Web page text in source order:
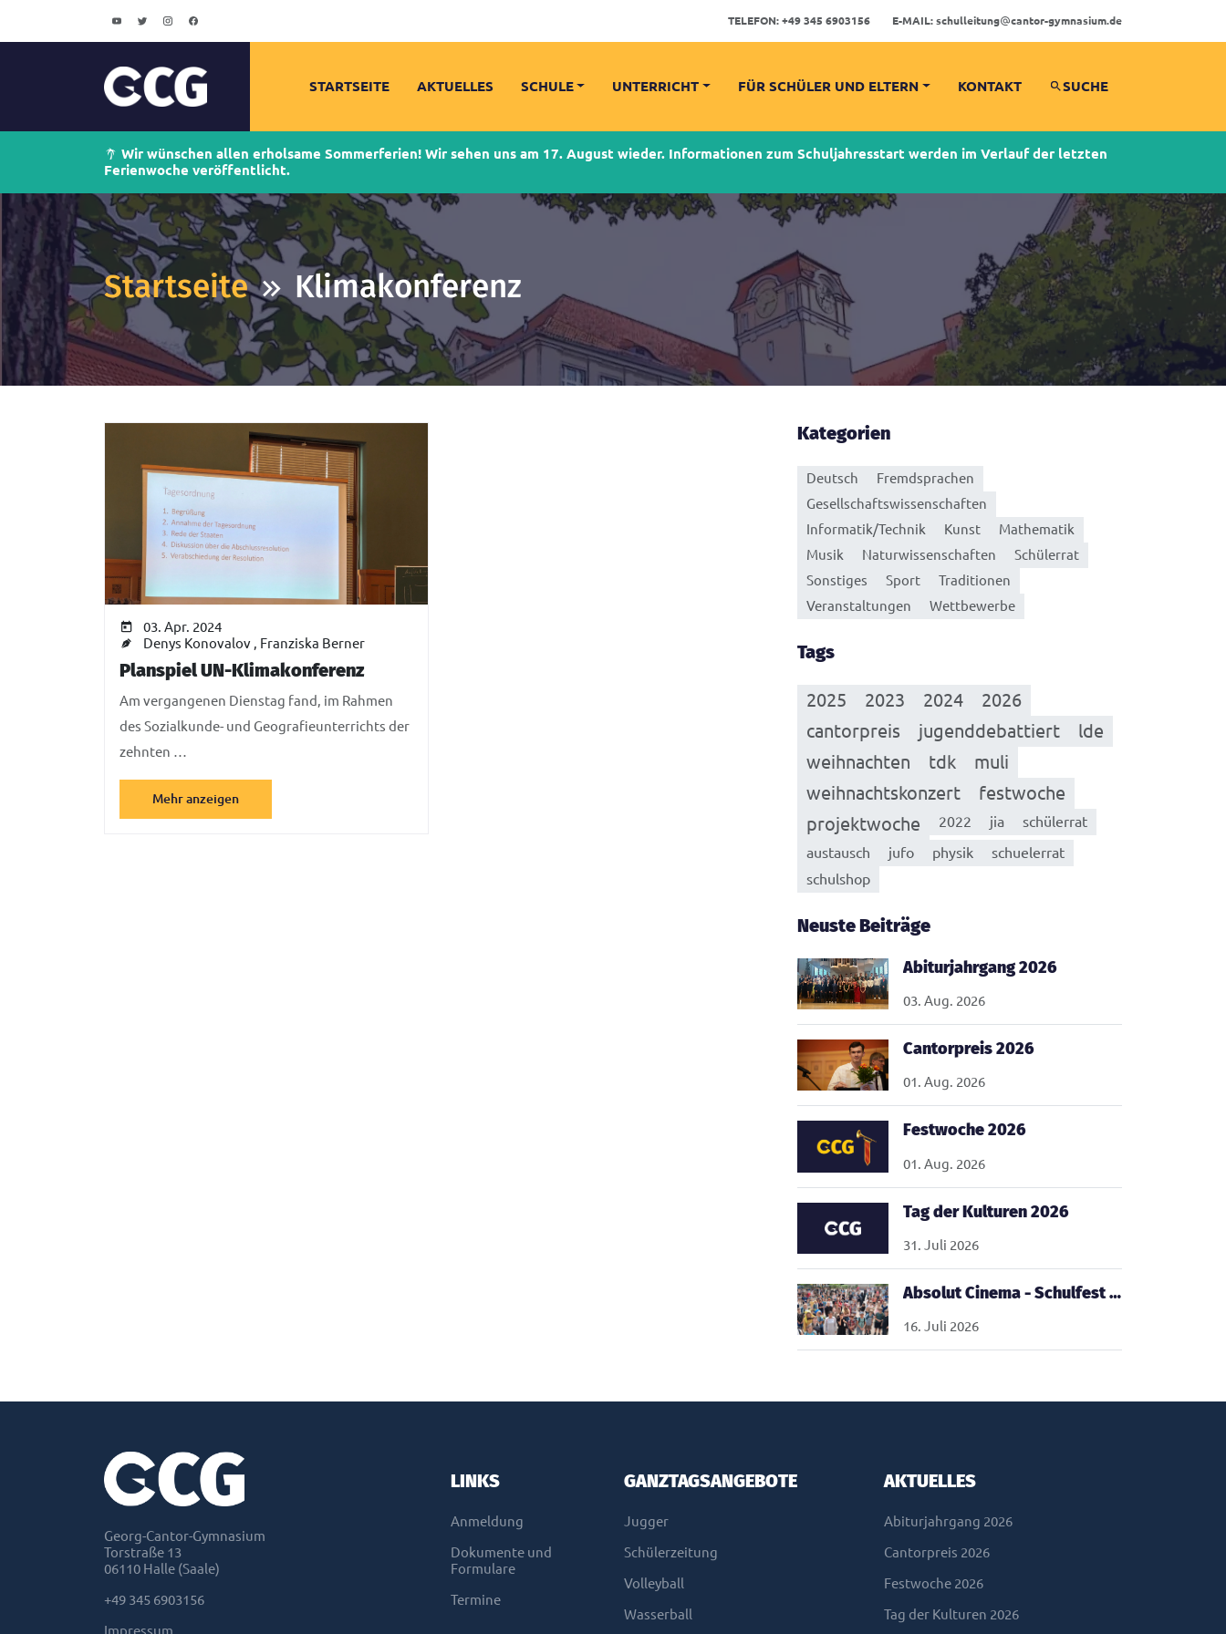
TELEFON: +49 345 6903156 E-MAIL: schulleitung cantor-gymnasium.de
STARTSEITE AKTUELLES SCHULE UNTERRICHT FÜR SCHÜLER UND ELTERN KONTAKT SUCHE
Wir wünschen allen erholsame Sommerferien! Wir sehen uns am 17. August wieder. Informationen zum Schuljahresstart werden im Verlauf der letzten
Ferienwoche veröffentlicht.
Startseite Klimakonferenz
03. Apr. 2024
Denys Konovalov , Franziska Berner
Planspiel UN-Klimakonferenz
Am vergangenen Dienstag fand, im Rahmen
des Sozialkunde- und Geografieunterrichts der
zehnten …
Mehr anzeigen
Kategorien
Deutsch
Fremdsprachen
Gesellschaftswissenschaften
Informatik/Technik
Kunst
Mathematik
Musik
Naturwissenschaften
Schülerrat
Sonstiges
Sport
Traditionen
Veranstaltungen
Wettbewerbe
Tags
2025 2023 2024
2026
cantorpreis
jugenddebattiert
lde
weihnachten
tdk
muli
weihnachtskonzert
festwoche
projektwoche
2022 jia
schülerrat
austausch
jufo physik
schuelerrat
schulshop
Neuste Beiträge
Abiturjahrgang 2026
03. Aug. 2026
Cantorpreis 2026
01. Aug. 2026
Festwoche 2026
01. Aug. 2026
Tag der Kulturen 2026
31. Juli 2026
Absolut Cinema - Schulfest 2026
16. Juli 2026
Georg-Cantor-Gymnasium
Torstraße 13
06110 Halle (Saale)
+49 345 6903156
LINKS
Anmeldung
Dokumente und
Formulare
Termine
GANZTAGSANGEBOTE
Jugger
Schülerzeitung
Volleyball
Wasserball
AKTUELLES
Abiturjahrgang 2026
Cantorpreis 2026
Festwoche 2026
Tag der Kulturen 2026